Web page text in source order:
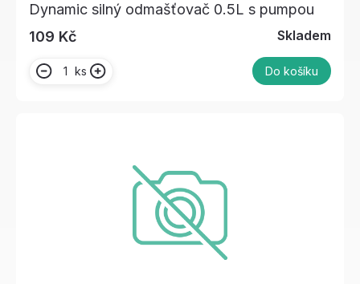
Dynamic silný odmašťovač 0.5L s pumpou
109 Kč
Skladem
ks Do košíku